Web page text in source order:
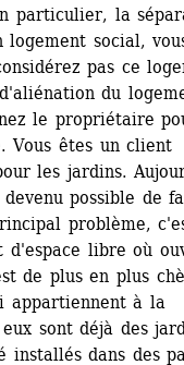
particulier, la
social,
pas ce
du
le propriétaire
Vous êtes un client
les jardins.
possible de
problème,
d'espace libre où
de plus en plus
appartiennent à la
sont déjà des
installés dans des